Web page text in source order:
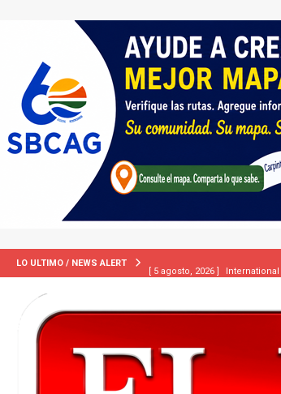
LO ULTIMO / NEWS ALERT
[ 2 julio, 2024 ] Colombia
Corte
INMIGRACIÓN